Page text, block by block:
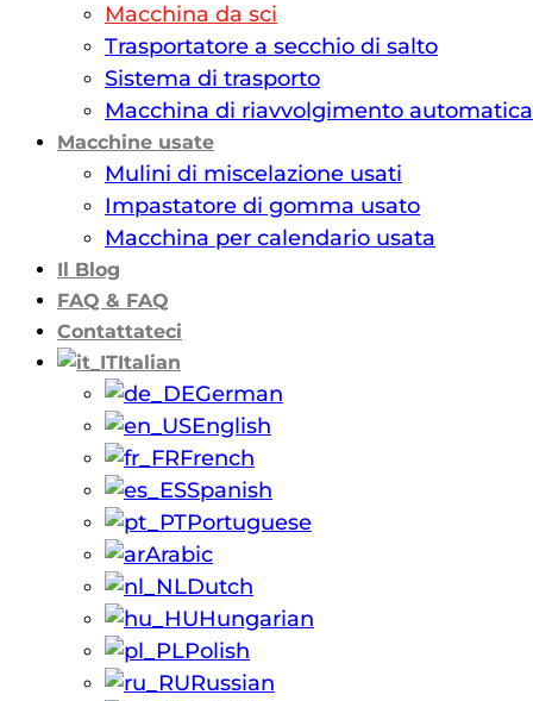
Macchina da sci
Trasportatore a secchio di salto
Sistema di trasporto
Macchina di riavvolgimento automatica
Macchine usate
Mulini di miscelazione usati
Impastatore di gomma usato
Macchina per calendario usata
Il Blog
FAQ & FAQ
Contattateci
Italian
German
English
French
Spanish
Portuguese
Arabic
Dutch
Hungarian
Polish
Russian